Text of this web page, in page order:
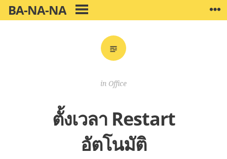
Skip
to
BA-NA-NA
PRIMARY
MENU
in Office
ตั้งเวลา Restart
อัตโนมัติ